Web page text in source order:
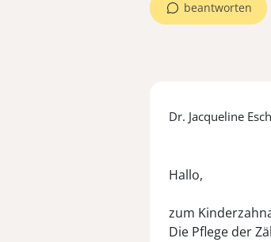
beantworten
Dr. Jacqueline Esch
Hallo,
zum
Die Pflege der